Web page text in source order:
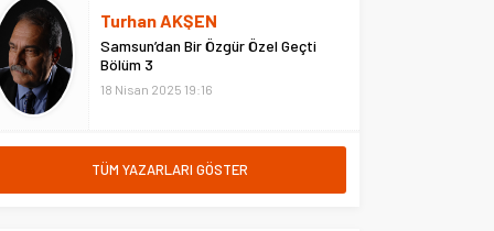
Adliyesi’nde çıkan yangına
müdahale eden Çarşı ve
Mahalle...
Turhan AKŞEN
Samsun’dan Bir Özgür Özel Geçti
Bölüm 3
18 Nisan 2025 19:16
TÜM YAZARLARI GÖSTER